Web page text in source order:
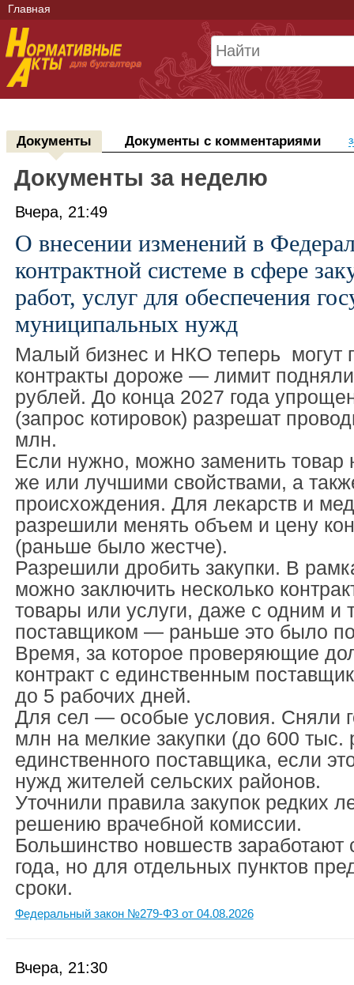
Главная
Документы Документы с комментариями
Документы за неделю
Вчера, 21:49
О внесении изменений в
контрактной системе в сфере
работ, услуг для обеспечения
муниципальных нужд
Малый бизнес и НКО теперь могут
контракты дороже — лимит
рублей. До конца 2027 года
(запрос котировок) разрешат
млн.
Если нужно, можно заменить товар
же или лучшими свойствами, а
происхождения. Для лекарств и
разрешили менять объем и цену
(раньше было жестче).
Разрешили дробить закупки. В
можно заключить несколько
товары или услуги, даже с одним и
поставщиком — раньше это было
Время, за которое проверяющие
контракт с единственным
до 5 рабочих дней.
Для сел — особые условия. Сняли
млн на мелкие закупки (до 600 тыс.
единственного поставщика, если
нужд жителей сельских районов.
Уточнили правила закупок редких
решению врачебной комиссии.
Большинство новшеств заработают
года, но для отдельных пунктов
сроки.
Федеральный закон №279-ФЗ от 04.08.2026
Вчера, 21:30